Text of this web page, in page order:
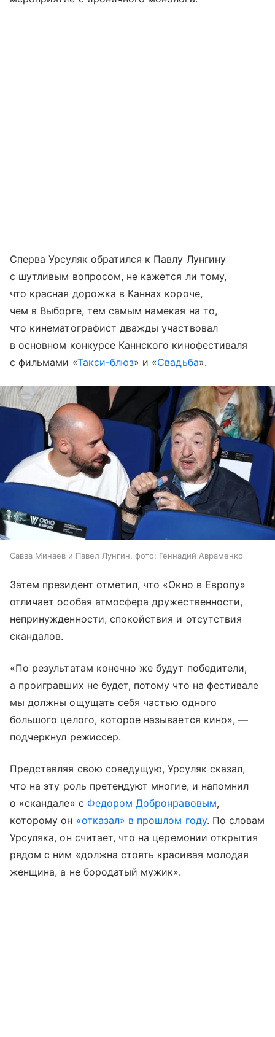
Сперва Урсуляк обратился к Павлу Лунгину
с шутливым вопросом, не кажется ли тому,
что красная дорожка в Каннах короче,
чем в Выборге, тем самым намекая на то,
что кинематографист дважды участвовал
в основном конкурсе Каннского кинофестиваля
с фильмами «Такси-блюз» и «Свадьба».
Савва Минаев и Павел Лунгин, фото: Геннадий Авраменко
Затем президент отметил, что «Окно в Европу»
отличает особая атмосфера дружественности,
непринужденности, спокойствия и отсутствия
скандалов.
«По результатам конечно же будут победители,
а проигравших не будет, потому что на фестивале
мы должны ощущать себя частью одного
большого целого, которое называется кино», —
подчеркнул режиссер.
Представляя свою соведущую, Урсуляк сказал,
что на эту роль претендуют многие, и напомнил
о «скандале» с Федором Добронравовым,
которому он «отказал» в прошлом году. По словам
Урсуляка, он считает, что на церемонии открытия
рядом с ним «должна стоять красивая молодая
женщина, а не бородатый мужик».